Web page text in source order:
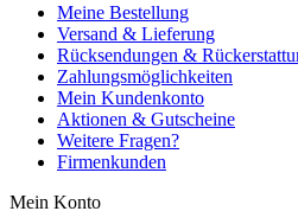
Meine Bestellung
Versand & Lieferung
Rücksendungen &
Zahlungsmöglichkeiten
Mein Kundenkonto
Aktionen & Gutscheine
Weitere Fragen?
Firmenkunden
Mein Konto